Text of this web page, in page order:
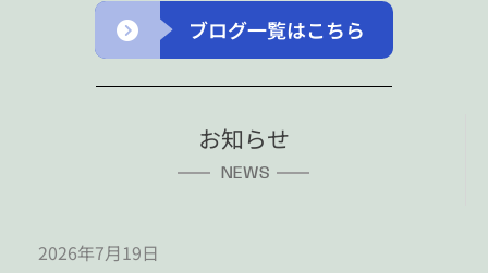
ブログ一覧はこちら
お知らせ
NEWS
2026年7月19日